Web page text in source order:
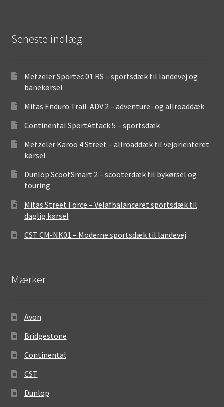
Seneste indlæg
Metzeler Sportec 01 RS – sportsdæk til landevej og
banekørsel
Mitas Enduro Trail-ADV 2 – adventure- og allroaddæk
Continental SportAttack 5 – sportsdæk
Metzeler Karoo 4 Street – allroaddæk til vejorienteret
kørsel
Dunlop ScootSmart 2 – scooterdæk til bykørsel og
touring
Mitas Street Force – Velafbalanceret sportsdæk til
daglig kørsel
CST CM-NK01 – Moderne sportsdæk til landevej
Mærker
Avon
Bridgestone
Continental
CST
Dunlop